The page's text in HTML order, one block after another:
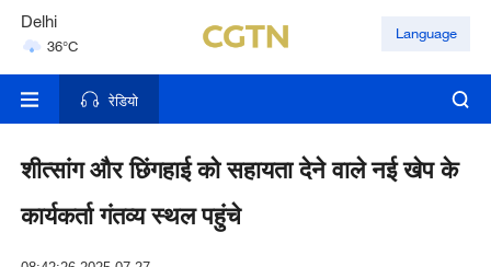
Delhi
36°C
Hyderabad
Language
रेडियो
शीत्सांग और छिंगहाई को सहायता देने वाले नई खेप के
कार्यकर्ता गंतव्य स्थल पहुंचे